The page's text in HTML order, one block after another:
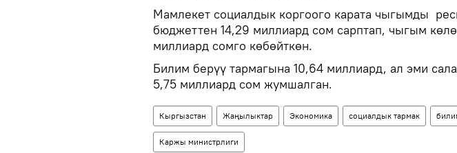
Мамлекет социалдык коргоого карата чыгымды
бюджеттен 14,29 миллиард сом сарптап, чыгым
миллиард сомго көбөйткөн.
Билим берүү тармагына 10,64 миллиард, ал эми
5,75 миллиард сом жумшалган.
Кыргызстан Жаңылыктар Экономика социалдык тармак
Каржы министрлиги